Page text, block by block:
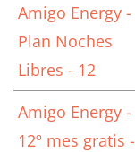
Amigo Energy -
Plan Noches
Libres - 12
Amigo Energy -
12º mes gratis -